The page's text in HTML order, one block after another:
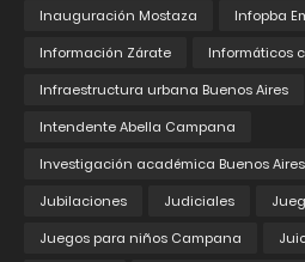
Inauguración Mostaza
Infopba
Información Zárate
Informáticos
Infraestructura urbana Buenos Aires
Intendente Abella Campana
Investigación académica Buenos Aires
Jubilaciones
Judiciales
Juegos para niños Campana